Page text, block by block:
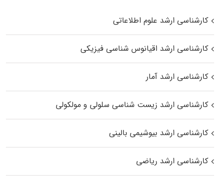
کارشناسی ارشد علوم اطلاعاتی
کارشناسی ارشد اقیانوس‌ شناسی فیزیکی
کارشناسی ارشد آمار
کارشناسی ارشد زیست شناسی سلولی و مولکولی
کارشناسی ارشد بیوشیمی بالینی
کارشناسی ارشد ریاضی